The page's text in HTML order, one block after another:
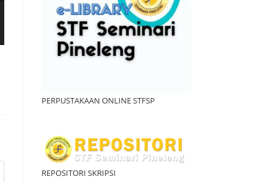
PERPUSTAKAAN ONLINE STFSP
REPOSITORI SKRIPSI